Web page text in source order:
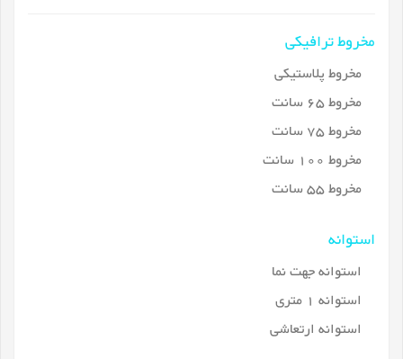
مخروط ترافیکی
مخروط پلاستیکی
مخروط 65 سانت
مخروط 75 سانت
مخروط 100 سانت
مخروط 55 سانت
استوانه
استوانه جهت نما
استوانه 1 متری
استوانه ارتعاشی